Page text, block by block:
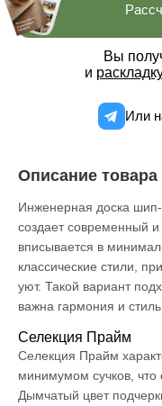
Вы
и
Или
Описание товара
Инженерная доска
создает современный
вписывается в
классические стили,
уют. Такой вариант
важна гармония и стиль.
Селекция Прайм
Селекция Прайм
минимумом сучков, что
Дымчатый цвет